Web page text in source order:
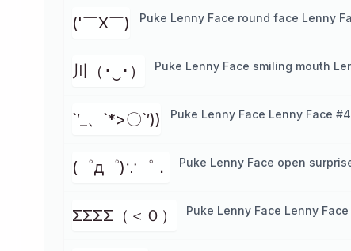
('￣X￣) Puke Lenny Face round face Lenny
川（･‿･） Puke Lenny Face smiling mouth
`′_、`*>〇`′)) Puke Lenny Face Lenny Face
(゜д゜)∵゜． Puke Lenny Face open
ΣΣΣΣ（＜０） Puke Lenny Face Lenny